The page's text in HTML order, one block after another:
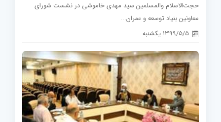
حجت‌الاسلام والمسلمین سید مهدی خاموشی در نشست شورای
معاونین بنیاد توسعه و عمران...
1399/5/5 یکشنبه